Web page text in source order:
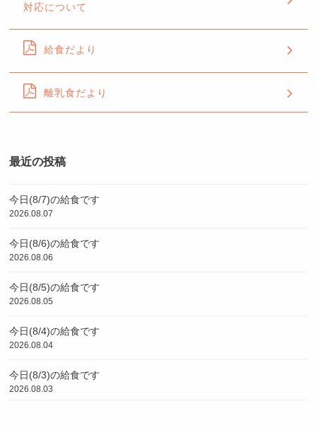
対応について
給食だより
離乳食だより
最近の投稿
今日(8/7)の給食です
2026.08.07
今日(8/6)の給食です
2026.08.06
今日(8/5)の給食です
2026.08.05
今日(8/4)の給食です
2026.08.04
今日(8/3)の給食です
2026.08.03